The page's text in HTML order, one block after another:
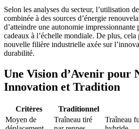
Selon les analyses du secteur, l’utilisation
combinée à des sources d’énergie
d’atteindre une autonomie
cadeaux à l’échelle mondiale. De plus,
nouvelle filière industrielle axée sur
durabilité.
Une Vision d’Avenir pour
Innovation et Tradition
Critères Traditionnel
Moyen de
Traîneau tiré
Traîneau